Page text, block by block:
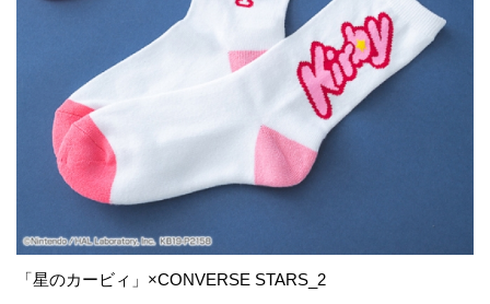
「星のカービィ」×CONVERSE STARS_2